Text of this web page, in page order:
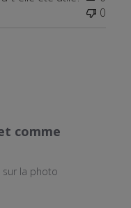
0
comme
la photo